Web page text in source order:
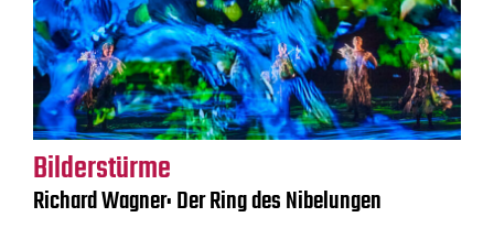
Bilderstürme
Richard Wagner: Der Ring des Nibelungen